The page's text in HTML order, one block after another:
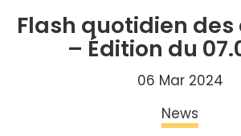
Flash quotidien
– Édition du
06 Mar 2024
News